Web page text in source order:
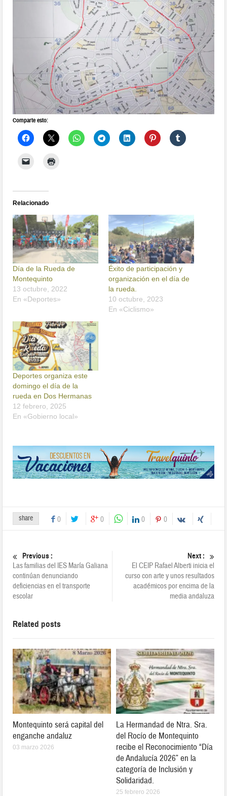
Comparte esto:
Relacionado
Día de la Rueda de
Montequinto
13 octubre, 2022
En «Deportes»
Éxito de participación y
organización en el día de
la rueda.
10 octubre, 2023
En «Ciclismo»
Deportes organiza este
domingo el día de la
rueda en Dos Hermanas
12 febrero, 2025
En «Gobierno local»
share 0 0 0 0
Previous :
Las familias del IES María Galiana
continúan denunciando
deficiencias en el transporte
escolar
Next :
El CEIP Rafael Alberti inicia el
curso con arte y unos resultados
académicos por encima de la
media andaluza
Related posts
Montequinto será capital del
enganche andaluz
03 marzo 2026
La Hermandad de Ntra. Sra.
del Rocío de Montequinto
recibe el Reconocimiento “Día
de Andalucía 2026” en la
categoría de Inclusión y
Solidaridad.
25 febrero 2026